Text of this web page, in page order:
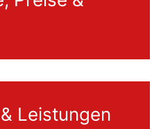
Leistungen